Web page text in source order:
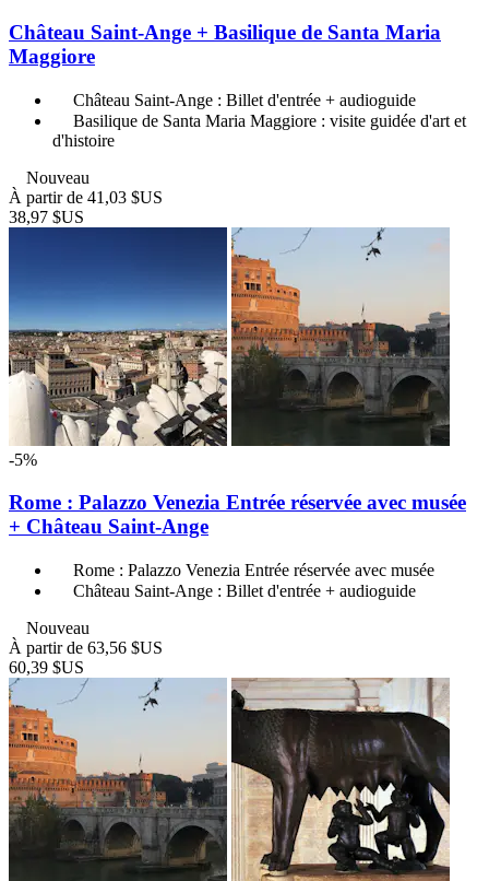
Château Saint-Ange + Basilique de Santa Maria
Maggiore
Château Saint-Ange : Billet d'entrée + audioguide
Basilique de Santa Maria Maggiore : visite guidée d'art et
d'histoire
Nouveau
À partir de 41,03 $US
38,97 $US
-5%
Rome : Palazzo Venezia Entrée réservée avec musée
+ Château Saint-Ange
Rome : Palazzo Venezia Entrée réservée avec musée
Château Saint-Ange : Billet d'entrée + audioguide
Nouveau
À partir de 63,56 $US
60,39 $US